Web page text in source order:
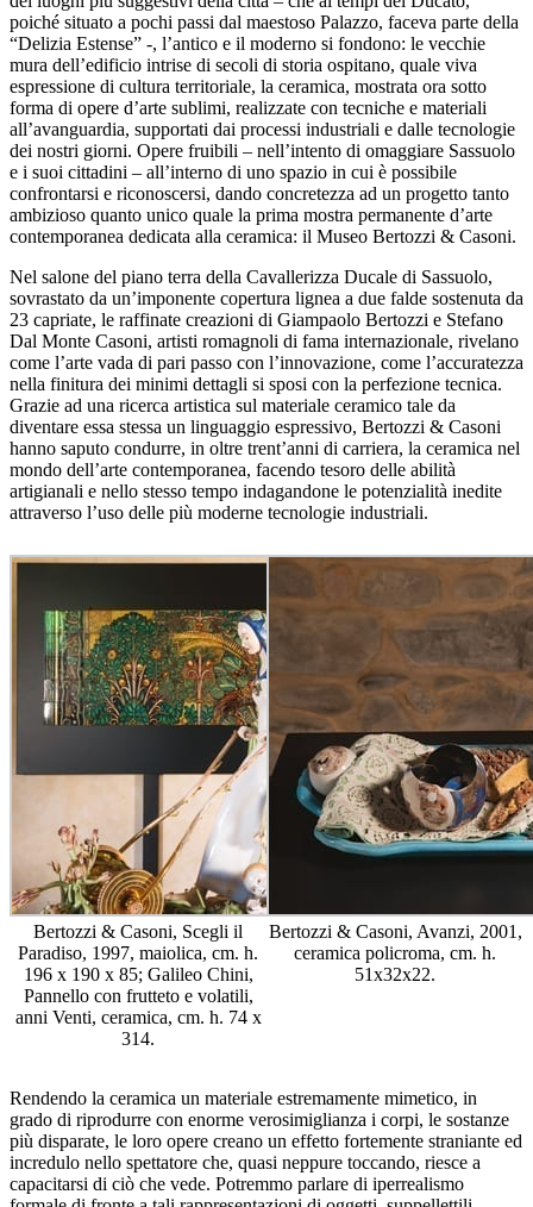
poiché situato a pochi passi dal maestoso Palazzo, faceva parte della
“Delizia Estense” -, l’antico e il moderno si fondono: le vecchie
mura dell’edificio intrise di secoli di storia ospitano, quale viva
espressione di cultura territoriale, la ceramica, mostrata ora sotto
forma di opere d’arte sublimi, realizzate con tecniche e materiali
all’avanguardia, supportati dai processi industriali e dalle tecnologie
dei nostri giorni. Opere fruibili – nell’intento di omaggiare Sassuolo
e i suoi cittadini – all’interno di uno spazio in cui è possibile
confrontarsi e riconoscersi, dando concretezza ad un progetto tanto
ambizioso quanto unico quale la prima mostra permanente d’arte
contemporanea dedicata alla ceramica: il Museo Bertozzi & Casoni.
Nel salone del piano terra della Cavallerizza Ducale di Sassuolo,
sovrastato da un’imponente copertura lignea a due falde sostenuta da
23 capriate, le raffinate creazioni di Giampaolo Bertozzi e Stefano
Dal Monte Casoni, artisti romagnoli di fama internazionale, rivelano
come l’arte vada di pari passo con l’innovazione, come l’accuratezza
nella finitura dei minimi dettagli si sposi con la perfezione tecnica.
Grazie ad una ricerca artistica sul materiale ceramico tale da
diventare essa stessa un linguaggio espressivo, Bertozzi & Casoni
hanno saputo condurre, in oltre trent’anni di carriera, la ceramica nel
mondo dell’arte contemporanea, facendo tesoro delle abilità
artigianali e nello stesso tempo indagandone le potenzialità inedite
attraverso l’uso delle più moderne tecnologie industriali.
Bertozzi & Casoni, Scegli il
Paradiso, 1997, maiolica, cm. h.
196 x 190 x 85; Galileo Chini,
Pannello con frutteto e volatili,
anni Venti, ceramica, cm. h. 74 x
314.
Bertozzi & Casoni, Avanzi, 2001,
ceramica policroma, cm. h.
51x32x22.
Rendendo la ceramica un materiale estremamente mimetico, in
grado di riprodurre con enorme verosimiglianza i corpi, le sostanze
più disparate, le loro opere creano un effetto fortemente straniante ed
incredulo nello spettatore che, quasi neppure toccando, riesce a
capacitarsi di ciò che vede. Potremmo parlare di iperrealismo